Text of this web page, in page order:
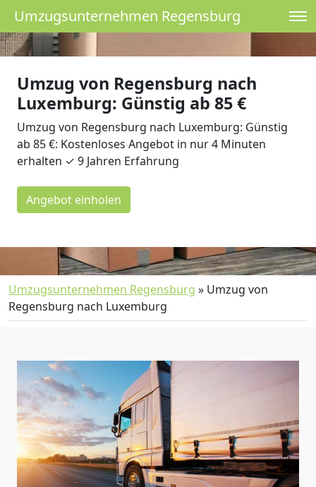
Umzugsunternehmen Regensburg
Umzug von Regensburg nach
Luxemburg: Günstig ab 85 €
Umzug von Regensburg nach Luxemburg: Günstig
ab 85 €: Kostenloses Angebot in nur 4 Minuten
erhalten ✓ 9 Jahren Erfahrung
Angebot einholen
Umzugsunternehmen Regensburg » Umzug von
Regensburg nach Luxemburg